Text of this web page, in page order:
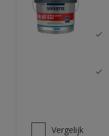
Vergelijk